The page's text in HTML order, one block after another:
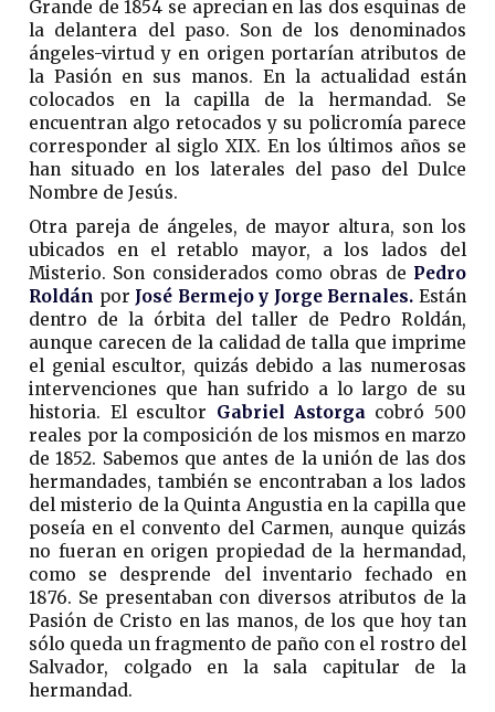
Grande de 1854 se aprecian en las dos esquinas de
la delantera del paso. Son de los denominados
ángeles-virtud y en origen portarían atributos de
la Pasión en sus manos. En la actualidad están
colocados en la capilla de la hermandad. Se
encuentran algo retocados y su policromía parece
corresponder al siglo XIX. En los últimos años se
han situado en los laterales del paso del Dulce
Nombre de Jesús.
Otra pareja de ángeles, de mayor altura, son los
ubicados en el retablo mayor, a los lados del
Misterio. Son considerados como obras de Pedro
Roldán por José Bermejo y Jorge Bernales. Están
dentro de la órbita del taller de Pedro Roldán,
aunque carecen de la calidad de talla que imprime
el genial escultor, quizás debido a las numerosas
intervenciones que han sufrido a lo largo de su
historia. El escultor Gabriel Astorga cobró 500
reales por la composición de los mismos en marzo
de 1852. Sabemos que antes de la unión de las dos
hermandades, también se encontraban a los lados
del misterio de la Quinta Angustia en la capilla que
poseía en el convento del Carmen, aunque quizás
no fueran en origen propiedad de la hermandad,
como se desprende del inventario fechado en
1876. Se presentaban con diversos atributos de la
Pasión de Cristo en las manos, de los que hoy tan
sólo queda un fragmento de paño con el rostro del
Salvador, colgado en la sala capitular de la
hermandad.